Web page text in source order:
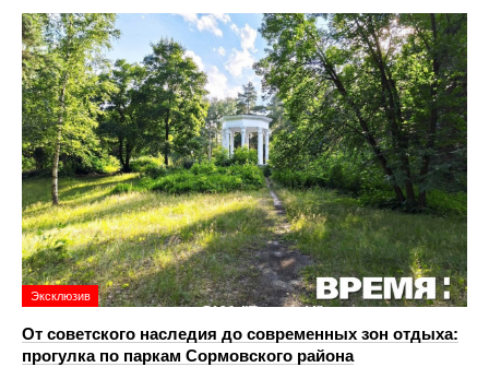
Эксклюзив
От советского наследия до современных зон отдыха:
прогулка по паркам Сормовского района